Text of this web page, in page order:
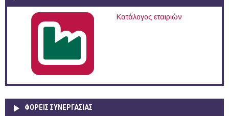
Κατάλογος εταιριών
ΦΟΡΕΙΣ ΣΥΝΕΡΓΑΣΙΑΣ